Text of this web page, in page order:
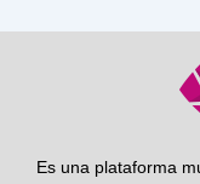
Es una plataforma